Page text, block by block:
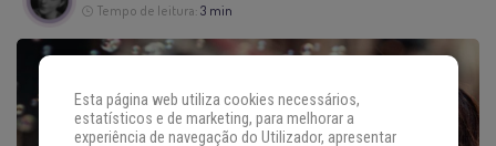
Tempo de leitura: 3 min
Esta página web utiliza cookies necessários,
estatísticos e de marketing, para melhorar a
experiência de navegação do Utilizador, apresentar